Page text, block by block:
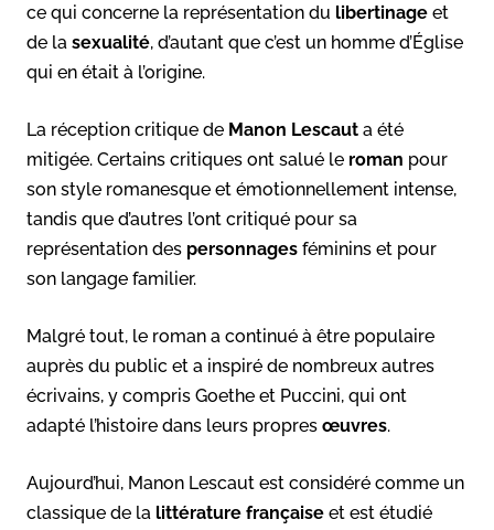
ce qui concerne la représentation du libertinage et
de la sexualité, d’autant que c’est un homme d’Église
qui en était à l’origine.
La réception critique de Manon Lescaut a été
mitigée. Certains critiques ont salué le roman pour
son style romanesque et émotionnellement intense,
tandis que d’autres l’ont critiqué pour sa
représentation des personnages féminins et pour
son langage familier.
Malgré tout, le roman a continué à être populaire
auprès du public et a inspiré de nombreux autres
écrivains, y compris Goethe et Puccini, qui ont
adapté l’histoire dans leurs propres œuvres.
Aujourd’hui, Manon Lescaut est considéré comme un
classique de la littérature française et est étudié